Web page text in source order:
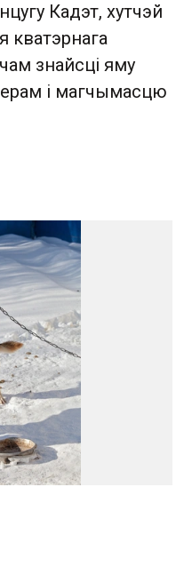
Кадэт, хутчэй
кватэрнага
знайсці яму
і магчымасцю